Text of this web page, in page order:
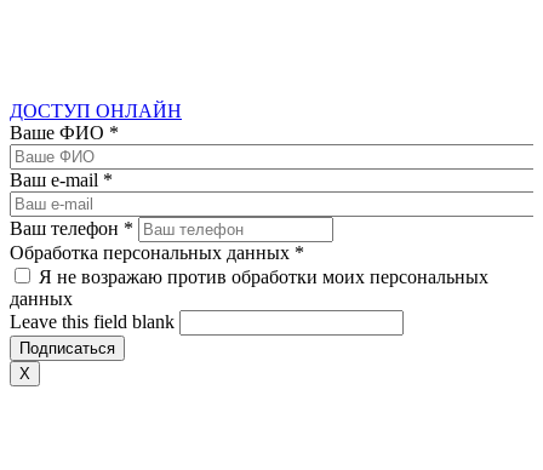
ДОСТУП ОНЛАЙН
Ваше ФИО *
Ваш e-mail *
Ваш телефон *
Обработка персональных данных *
Я не возражаю против обработки моих персональных
данных
Leave this field blank
X